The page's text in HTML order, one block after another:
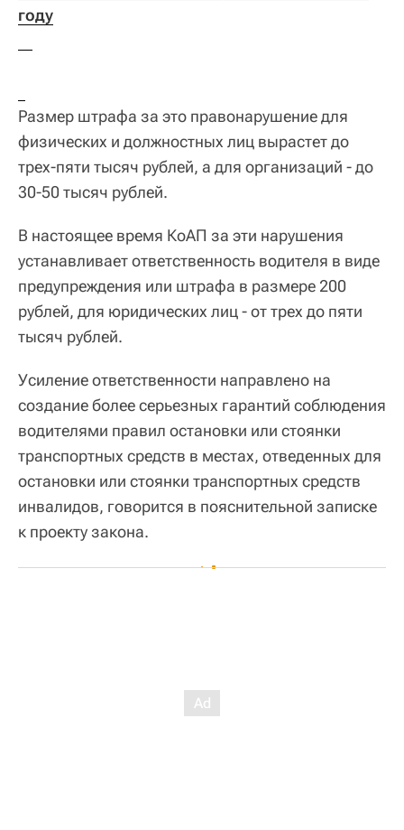
году
Размер штрафа за это правонарушение для
физических и должностных лиц вырастет до
трех-пяти тысяч рублей, а для организаций - до
30-50 тысяч рублей.
В настоящее время КоАП за эти нарушения
устанавливает ответственность водителя в виде
предупреждения или штрафа в размере 200
рублей, для юридических лиц - от трех до пяти
тысяч рублей.
Усиление ответственности направлено на
создание более серьезных гарантий соблюдения
водителями правил остановки или стоянки
транспортных средств в местах, отведенных для
остановки или стоянки транспортных средств
инвалидов, говорится в пояснительной записке
к проекту закона.